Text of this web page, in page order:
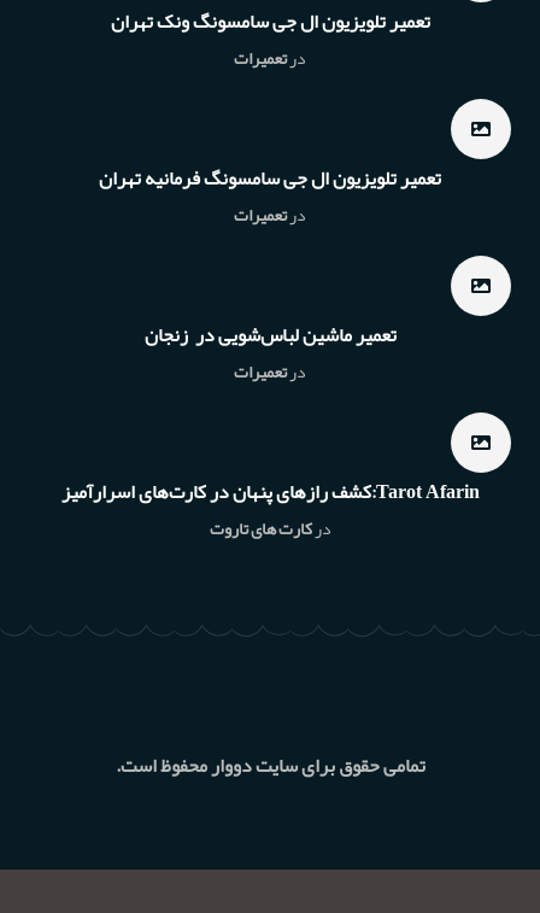
تعمیر تلویزیون ال جی سامسونگ ونک تهران
درتعمیرات
تعمیر تلویزیون ال جی سامسونگ فرمانیه تهران
درتعمیرات
تعمیر ماشین لباس‌شویی در زنجان
درتعمیرات
Tarot Afarin:کشف رازهای پنهان در کارت‌های اسرارآمیز
درکارت های تاروت
تمامی حقوق برای سایت دووار محفوظ است.